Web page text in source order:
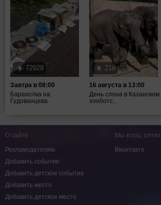
72929
Завтра в 08:00
Барахолка на
Гудованцева
218
16 августа в 13:00
День слона в Казанском
зооботс...
О сайте
Рекламодателям
Добавить событие
Добавить детское событие
Добавить место
Добавить детское место
Мы в соц. сетях
Вконтакте